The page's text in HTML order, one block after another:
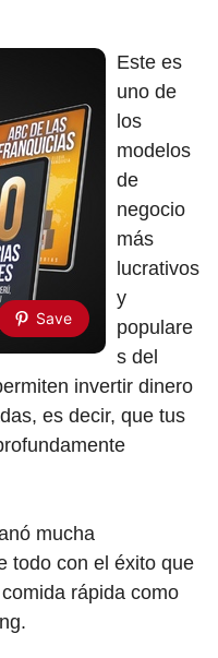
Save
Este es
uno de
los
modelos
de
negocio
más
lucrativos
y
populare
s del
invertir dinero
es decir, que tus
mucha
todo con el éxito que
rápida como